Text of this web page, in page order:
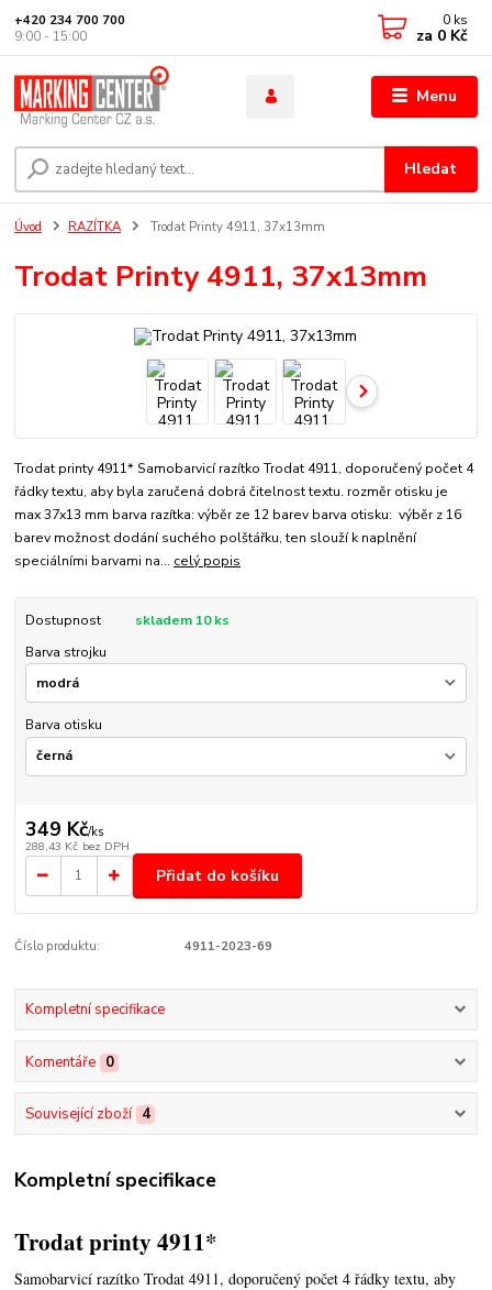
Menu
Hledat
+420 234 700 700
9:00 - 15:00
0 ks
za 0 Kč
Úvod RAZÍTKA Trodat Printy 4911, 37x13mm
Trodat Printy 4911, 37x13mm
Trodat printy 4911* Samobarvicí razítko Trodat 4911, doporučený počet 4
řádky textu, aby byla zaručená dobrá čitelnost textu. rozměr otisku je
max 37x13 mm barva razítka: výběr ze 12 barev barva otisku: výběr z 16
barev možnost dodání suchého polštářku, ten slouží k naplnění
speciálními barvami na... celý popis
Dostupnost
skladem 10 ks
Barva strojku
Barva otisku
349 Kč/ks
288,43 Kč bez DPH
Přidat do košíku
Číslo produktu: 4911-2023-69
Kompletní specifikace
Komentáře 0
Související zboží 4
Kompletní specifikace
Trodat printy 4911*
Samobarvicí razítko Trodat 4911, doporučený počet 4 řádky textu,aby